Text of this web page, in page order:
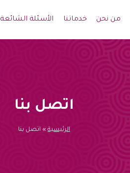
من نحن خدماتنا الأسئلة الشائعة
اتصل بنا
الرئيسية » اتصل بنا